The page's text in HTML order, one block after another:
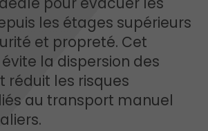
les étages supérieurs
et propreté. Cet
la dispersion des
réduit les risques
au transport manuel